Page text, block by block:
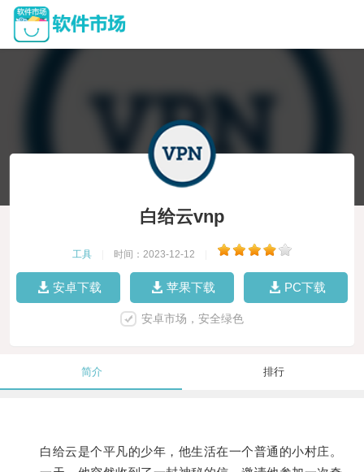
白给云vnp
工具 时间：2023-12-12
安卓下载 苹果下载 PC下载
安卓市场，安全绿色
简介 排行
白给云是个平凡的少年，他生活在一个普通的小村庄。